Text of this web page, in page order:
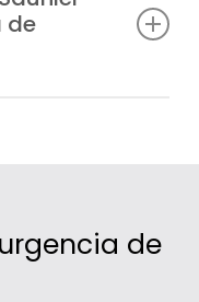
momento te
caliente.
de
de